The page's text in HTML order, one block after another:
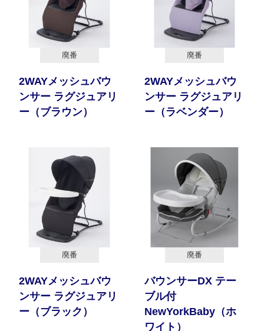
廃番
2WAYメッシュバウ
ンサー ラグジュアリ
ー（ブラウン）
廃番
2WAYメッシュバウ
ンサー ラグジュアリ
ー（ラベンダー）
廃番
2WAYメッシュバウ
ンサー ラグジュアリ
ー（ブラック）
廃番
バウンサーDX テー
ブル付
NewYorkBaby（ホ
ワイト）